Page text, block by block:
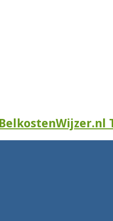
BelkostenWijzer.nl